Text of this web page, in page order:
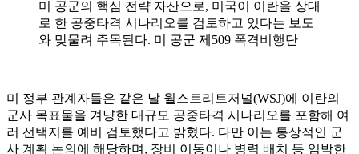
미 공군의 핵심 전략 자산으로, 미국이 이란을 상대
로 한 공중타격 시나리오를 검토하고 있다는 보도
와 맞물려 주목된다. 미 공군 제509 폭격비행단
미 정부 관계자들은 같은 날 월스트리트저널(WSJ)에 이란의
군사 목표물을 겨냥한 대규모 공중타격 시나리오를 포함해 여
러 선택지를 예비 검토했다고 밝혔다. 다만 이는 통상적인 군
사 계획 논의에 해당하며, 장비 이동이나 병력 배치 등 임박한